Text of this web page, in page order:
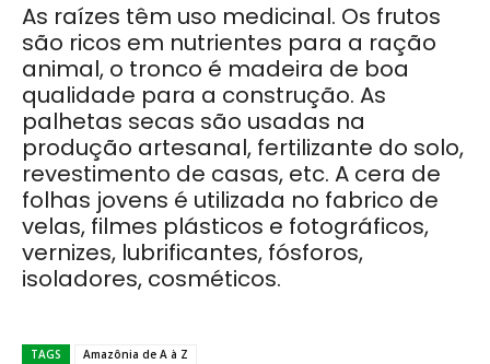
As raízes têm uso medicinal. Os frutos
são ricos em nutrientes para a ração
animal, o tronco é madeira de boa
qualidade para a construção. As
palhetas secas são usadas na
produção artesanal, fertilizante do solo,
revestimento de casas, etc. A cera de
folhas jovens é utilizada no fabrico de
velas, filmes plásticos e fotográficos,
vernizes, lubrificantes, fósforos,
isoladores, cosméticos.
TAGS Amazônia de A à Z